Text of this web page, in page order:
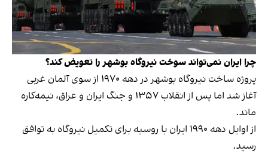
چرا ایران نمی‌تواند سوخت نیروگاه بوشهر را تعویض کند؟
پروژه ساخت نیروگاه بوشهر در دهه ۱۹۷۰ از سوی آلمان غربی
آغاز شد اما پس از انقلاب ۱۳۵۷ و جنگ ایران و عراق، نیمه‌کاره
ماند.
از اوایل دهه ۱۹۹۰ ایران با روسیه برای تکمیل نیروگاه به توافق
رسید.